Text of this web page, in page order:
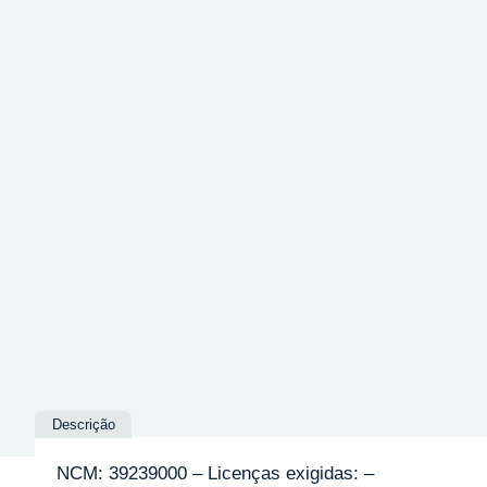
Descrição
NCM: 39239000 – Licenças exigidas: –